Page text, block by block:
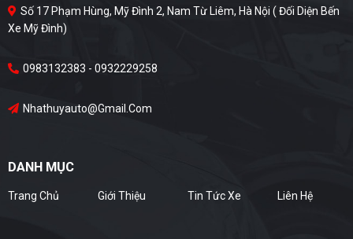
Số 17 Phạm Hùng, Mỹ Đình 2, Nam Từ Liêm, Hà Nội ( Đối Diện Bến
Xe Mỹ Đình)
0983132383 - 0932229258
Nhathuyauto@gmail.com
DANH MỤC
Trang Chủ Giới Thiệu Tin Tức Xe Liên Hệ